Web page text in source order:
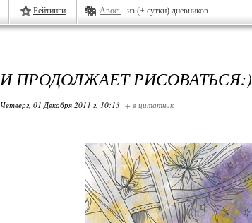
Рейтинги Авось из (+ сутки) дневников
И ПРОДОЛЖАЕТ РИСОВАТЬСЯ:)
Четверг, 01 Декабря 2011 г. 10:13 + в цитатник